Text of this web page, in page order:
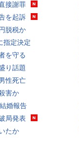
接謝罪
を起訴
脱税か
指定決定
を守る
り話題
性死亡
害か
婚報告
局発表
たか